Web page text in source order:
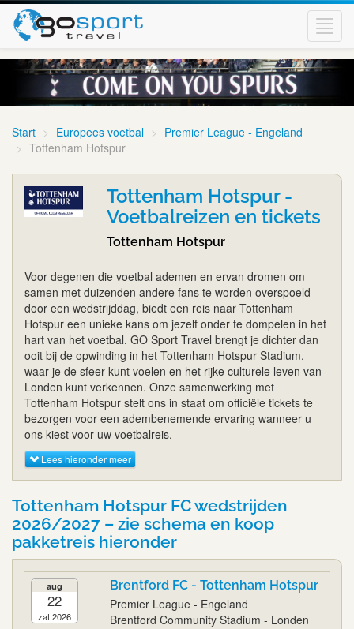
Start Europees voetbal
Premier League - Engeland
Tottenham Hotspur
Tottenham Hotspur -
Voetbalreizen en tickets
Tottenham Hotspur
Voor degenen die voetbal ademen en ervan dromen om
samen met duizenden andere fans te worden overspoeld
door een wedstrijddag, biedt een reis naar Tottenham
Hotspur een unieke kans om jezelf onder te dompelen in het
hart van het voetbal. GO Sport Travel brengt je dichter dan
ooit bij de opwinding in het Tottenham Hotspur Stadium,
waar je de sfeer kunt voelen en het rijke culturele leven van
Londen kunt verkennen. Onze samenwerking met
Tottenham Hotspur stelt ons in staat om officiële tickets te
bezorgen voor een adembenemende ervaring wanneer u
ons kiest voor uw voetbalreis.
Lees hieronder meer
Tottenham Hotspur FC wedstrijden
2026/2027 – zie schema en koop
pakketreis hieronder
aug
22
zat 2026
Brentford FC - Tottenham Hotspur
Premier League - Engeland
Brentford Community Stadium - Londen